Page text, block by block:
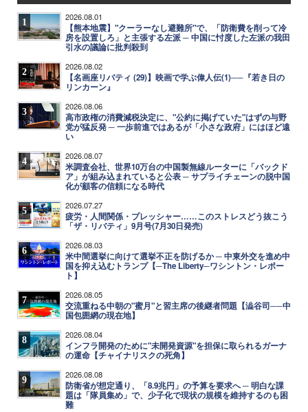
1 2026.08.01
【熊本地震】"クーラーなし避難所"で、「防衛費を削って冷
房を設置しろ」と主張する左派 ─ 中国に忖度した左派の我田
引水の議論に批判殺到
2 2026.08.02
【名画座リバティ (29)】映画で学ぶ偉人伝(1)──『若き日の
リンカーン』
3 2026.08.06
高市政権の消費減税決定に、"公約に掲げていた"はずの与野
党が猛反発 ─ 一歩前進ではあるが「小さな政府」にはほど遠
い
4 2026.08.07
米調査会社、世界10万台の中国製無線ルーターに「バックド
ア」が組み込まれていると公表 ─ サプライチェーンの脱中国
化が顧客の信頼になる時代
5 2026.07.27
疲労・人間関係・プレッシャー……このストレスどう抜こう
「ザ・リバティ」9月号(7月30日発売)
6 2026.08.03
米中間選挙に向けて選挙不正を防げるか ─ 中東外交を進め中
国を抑え込むトランプ【─The Liberty─ワシントン・レポー
ト】
7 2026.08.05
交流重ねる中朝の"蜜月"と習主席の後継者問題【澁谷司──中
国包囲網の現在地】
8 2026.08.04
インフラ開発のために"未開発資源"を担保に取られるガーナ
の運命【チャイナリスクの死角】
9 2026.08.08
防衛省が想定通り、「8.9兆円」の予算を要求へ ─ 明白な課
題は「隊員集め」で、少子化で現状の規模を維持するのも困
難